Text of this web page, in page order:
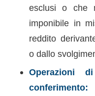
esclusi o che
imponibile in
reddito
o dallo
Operazioni
conferimento: